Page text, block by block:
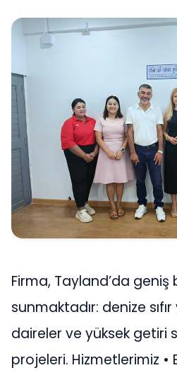
Firma, Tayland’da
sunmaktadır: denize
daireler ve yüksek getiri
projeleri. Hizmetlerimiz •⁠